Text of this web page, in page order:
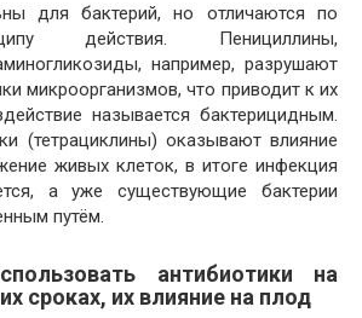
для бактерий, но отличаются по
действия. Пенициллины,
например, разрушают
микроорганизмов, что приводит к их
называется бактерицидным.
(тетрациклины) оказывают влияние
живых клеток, в итоге инфекция
а уже существующие бактерии
путём.
антибиотики на
сроках, их влияние на плод